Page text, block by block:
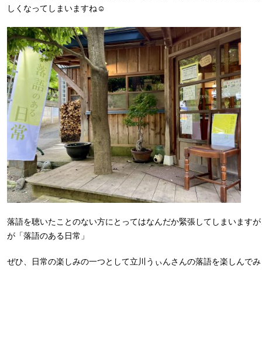
しくなってしまいますね☺︎
落語を聴いたことのない方にとってはなんだか緊張してしまいます
が「落語のある日常」
ぜひ、日常の楽しみの一つとして立川うぃんさんの落語を楽しんで